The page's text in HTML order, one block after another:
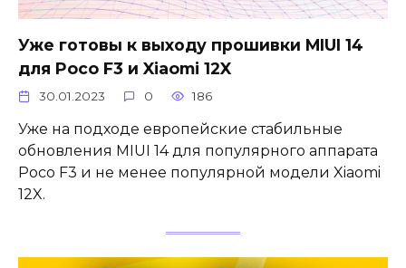
Уже готовы к выходу прошивки MIUI 14
для Poco F3 и Xiaomi 12X
30.01.2023 0 186
Уже на подходе европейские стабильные
обновления MIUI 14 для популярного аппарата
Poco F3 и не менее популярной модели Xiaomi
12X.